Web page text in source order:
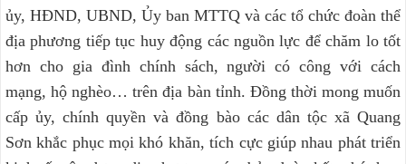
ủy, HĐND, UBND, Ủy ban MTTQ và các tổ chức đoàn thể
địa phương tiếp tục huy động các nguồn lực để chăm lo tốt
hơn cho gia đình chính sách, người có công với cách
mạng, hộ nghèo… trên địa bàn tỉnh. Đồng thời mong muốn
cấp ủy, chính quyền và đồng bào các dân tộc xã Quang
Sơn khắc phục mọi khó khăn, tích cực giúp nhau phát triển